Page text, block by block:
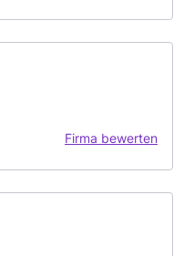
Firma bewerten